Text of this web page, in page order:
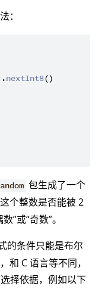
：
nextInt8()
包生成了一个
个整数是否能被 2
”或“奇数”。
的条件只能是布尔
和 C 语言等不同，
择依据，例如以下